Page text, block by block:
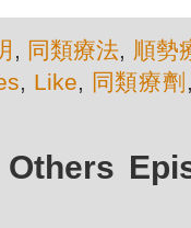
, 同類療法, 順勢
, Like, 同類療劑